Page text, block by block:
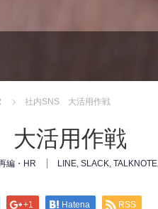
社内SNS 大活用作戦
活用作戦
編・HR LINE SLACK TALKNOTE
+1 Hatena RSS